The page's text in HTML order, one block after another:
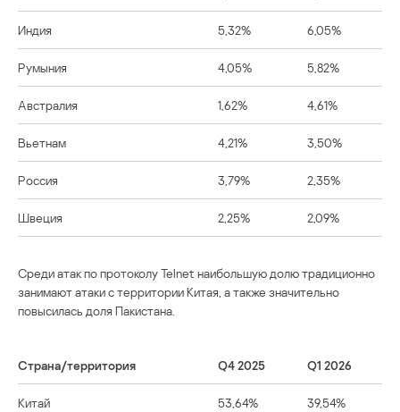
Индия 5,32% 6,05%
Румыния 4,05% 5,82%
Австралия 1,62% 4,61%
Вьетнам 4,21% 3,50%
Россия 3,79% 2,35%
Швеция 2,25% 2,09%
Среди атак по протоколу Telnet наибольшую долю традиционно
занимают атаки с территории Китая, а также значительно
повысилась доля Пакистана.
Страна/территория Q4 2025 Q1 2026
Китай 53,64% 39,54%